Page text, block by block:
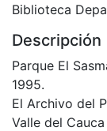
Biblioteca
Descripción
Parque El
1995.
El Archivo del
Valle del